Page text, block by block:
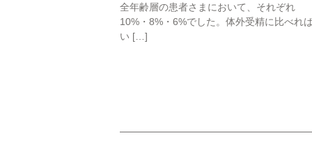
全年齢層の患者さまにおいて、それぞれ
10%・8%・6%でした。体外受精に比べれ
い […]